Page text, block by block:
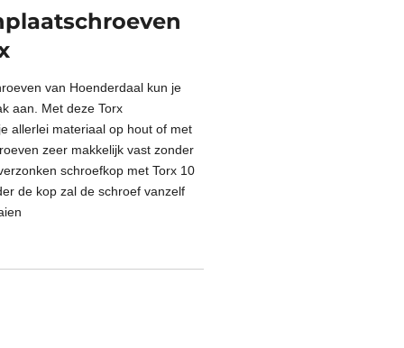
van Hoenderdaal kun je
aan. Met deze Torx
allerlei materiaal op hout of met
zeer makkelijk vast zonder
schroefkop met Torx 10
de kop zal de schroef vanzelf